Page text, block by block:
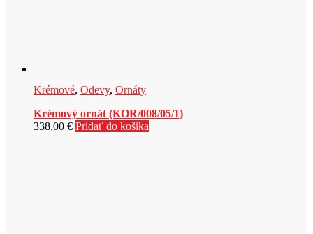
Krémové, Odevy, Ornáty
Krémový ornát (KOR/008/05/1)
338,00 € Pridať do košíka